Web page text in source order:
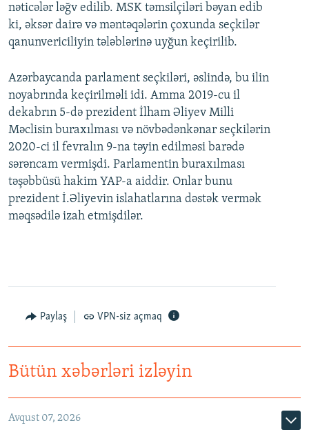
nəticələr ləğv edilib. MSK təmsilçiləri bəyan edib
ki, əksər dairə və məntəqələrin çoxunda seçkilər
qanunvericiliyin tələblərinə uyğun keçirilib.
Azərbaycanda parlament seçkiləri, əslində, bu ilin
noyabrında keçirilməli idi. Amma 2019-cu il
dekabrın 5-də prezident İlham Əliyev Milli
Məclisin buraxılması və növbədənkənar seçkilərin
2020-ci il fevralın 9-na təyin edilməsi barədə
sərəncam vermişdi. Parlamentin buraxılması
təşəbbüsü hakim YAP-a aiddir. Onlar bunu
prezident İ.Əliyevin islahatlarına dəstək vermək
məqsədilə izah etmişdilər.
Paylaş VPN-siz açmaq
Bütün xəbərləri izləyin
Avqust 07, 2026